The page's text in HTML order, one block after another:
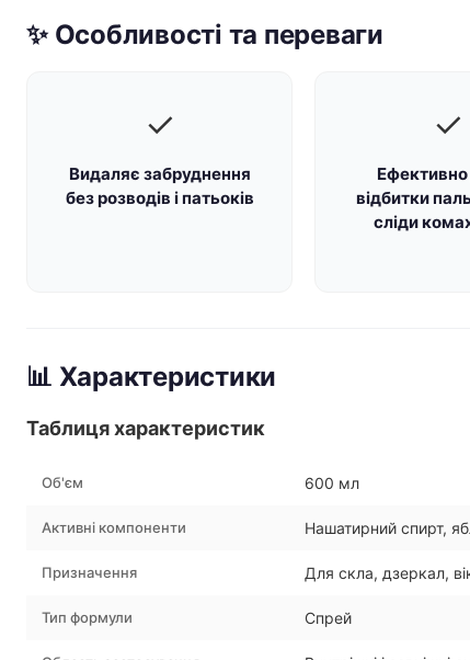
✨ Особливості та переваги
✓
Видаляє забруднення
без розводів і патьоків
✓
Ефективно
відбитки
сліди
📊 Характеристики
Таблиця характеристик
Об'єм 600 мл
Активні компоненти Нашатирний спирт,
Призначення Для скла, дзеркал,
Тип формули Спрей